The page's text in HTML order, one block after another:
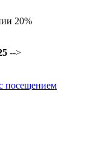
20%
-->
посещением